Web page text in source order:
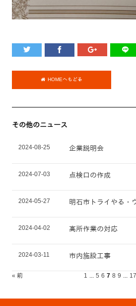
HOMEへもどる
その他のニュース
2024-08-25 企業説明会
2024-07-03 点検口の作成
2024-05-27 明石市トライやる・
2024-04-02 高所作業の対応
2024-03-11 市内施設工事
« 前 1 5 6 7 8 9 17